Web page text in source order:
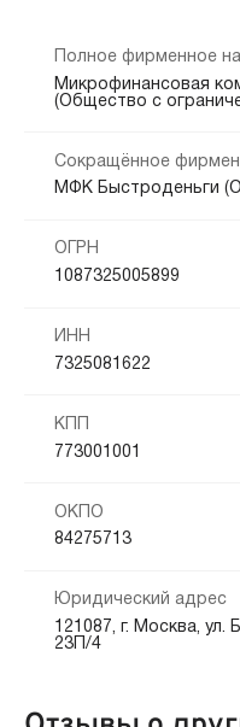
Полное фирменное
Микрофинансовая
(Общество с
Сокращённое
МФК Быстроденьги
ОГРН
1087325005899
ИНН
7325081622
КПП
773001001
ОКПО
84275713
Юридический адрес
121087, г. Москва, ул.
23П/4